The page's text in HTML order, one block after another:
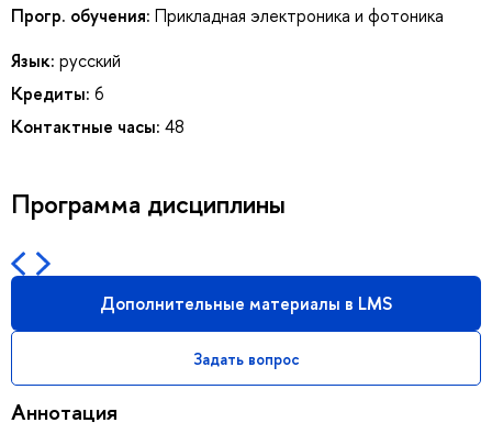
Прогр. обучения: Прикладная электроника и фотоника
Язык: русский
Кредиты: 6
Контактные часы: 48
Программа дисциплины
Дополнительные материалы в LMS
Задать вопрос
Аннотация